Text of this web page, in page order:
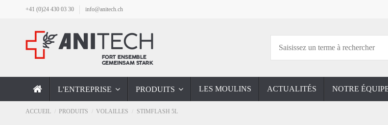
+41 (0)24 430 03 30 info@anitech.ch
L'ENTREPRISE PRODUITS LES MOULINS ACTUALITÉS NOTRE
ACCUEIL PRODUITS VOLAILLES STIMFLASH 5L